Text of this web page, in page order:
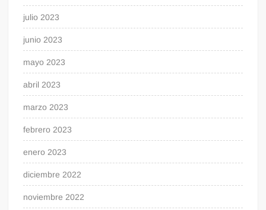
julio 2023
junio 2023
mayo 2023
abril 2023
marzo 2023
febrero 2023
enero 2023
diciembre 2022
noviembre 2022